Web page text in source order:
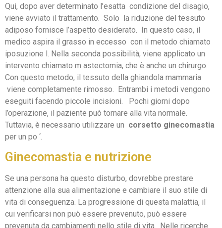
Qui, dopo aver determinato l’esatta condizione del disagio,
viene avviato il trattamento. Solo la riduzione del tessuto
adiposo fornisce l’aspetto desiderato. In questo caso, il
medico aspira il grasso in eccesso con il metodo chiamato
iposuzione l. Nella seconda possibilità, viene applicato un
intervento chiamato m astectomia, che è anche un chirurgo.
Con questo metodo, il tessuto della ghiandola mammaria
viene completamente rimosso. Entrambi i metodi vengono
eseguiti facendo piccole incisioni. Pochi giorni dopo
l’operazione, il paziente può tornare alla vita normale.
Tuttavia, è necessario utilizzare un corsetto ginecomastia
per un po ‘.
Ginecomastia e nutrizione
Se una persona ha questo disturbo, dovrebbe prestare
attenzione alla sua alimentazione e cambiare il suo stile di
vita di conseguenza. La progressione di questa malattia, il
cui verificarsi non può essere prevenuto, può essere
prevenuta da cambiamenti nello stile di vita. Nelle ricerche